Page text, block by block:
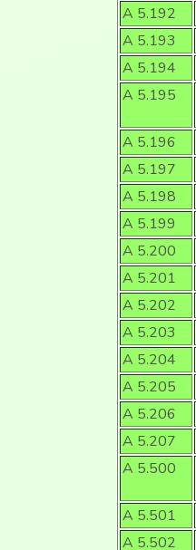
A 5.192
A 5.193
A 5.194
A 5.195
A 5.196
A 5.197
A 5.198
A 5.199
A 5.200
A 5.201
A 5.202
A 5.203
A 5.204
A 5.205
A 5.206
A 5.207
A 5.500
A 5.501
A 5.502